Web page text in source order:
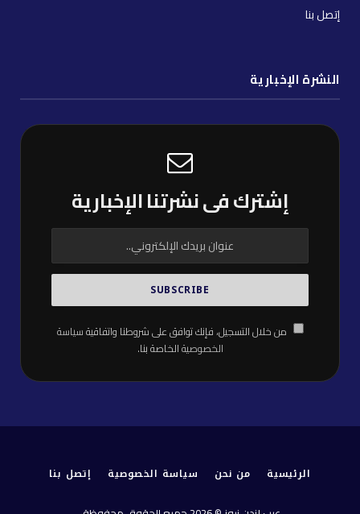
إتصل بنا
النشرة الإخبارية
إشترك فى نشرتنا الإخبارية
من خلال التسجيل، فإنك توافق على شروطنا واتفاقيةسياسة
الخصوصيةالخاصة بنا.
الرئيسية من نحن سياسة الخصوصية إتصل بنا